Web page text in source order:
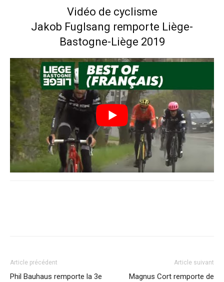
Vidéo de cyclisme
Jakob Fuglsang remporte Liège-
Bastogne-Liège 2019
Article précédent
Phil Bauhaus remporte la 3e
Article suivant
Magnus Cort remporte de